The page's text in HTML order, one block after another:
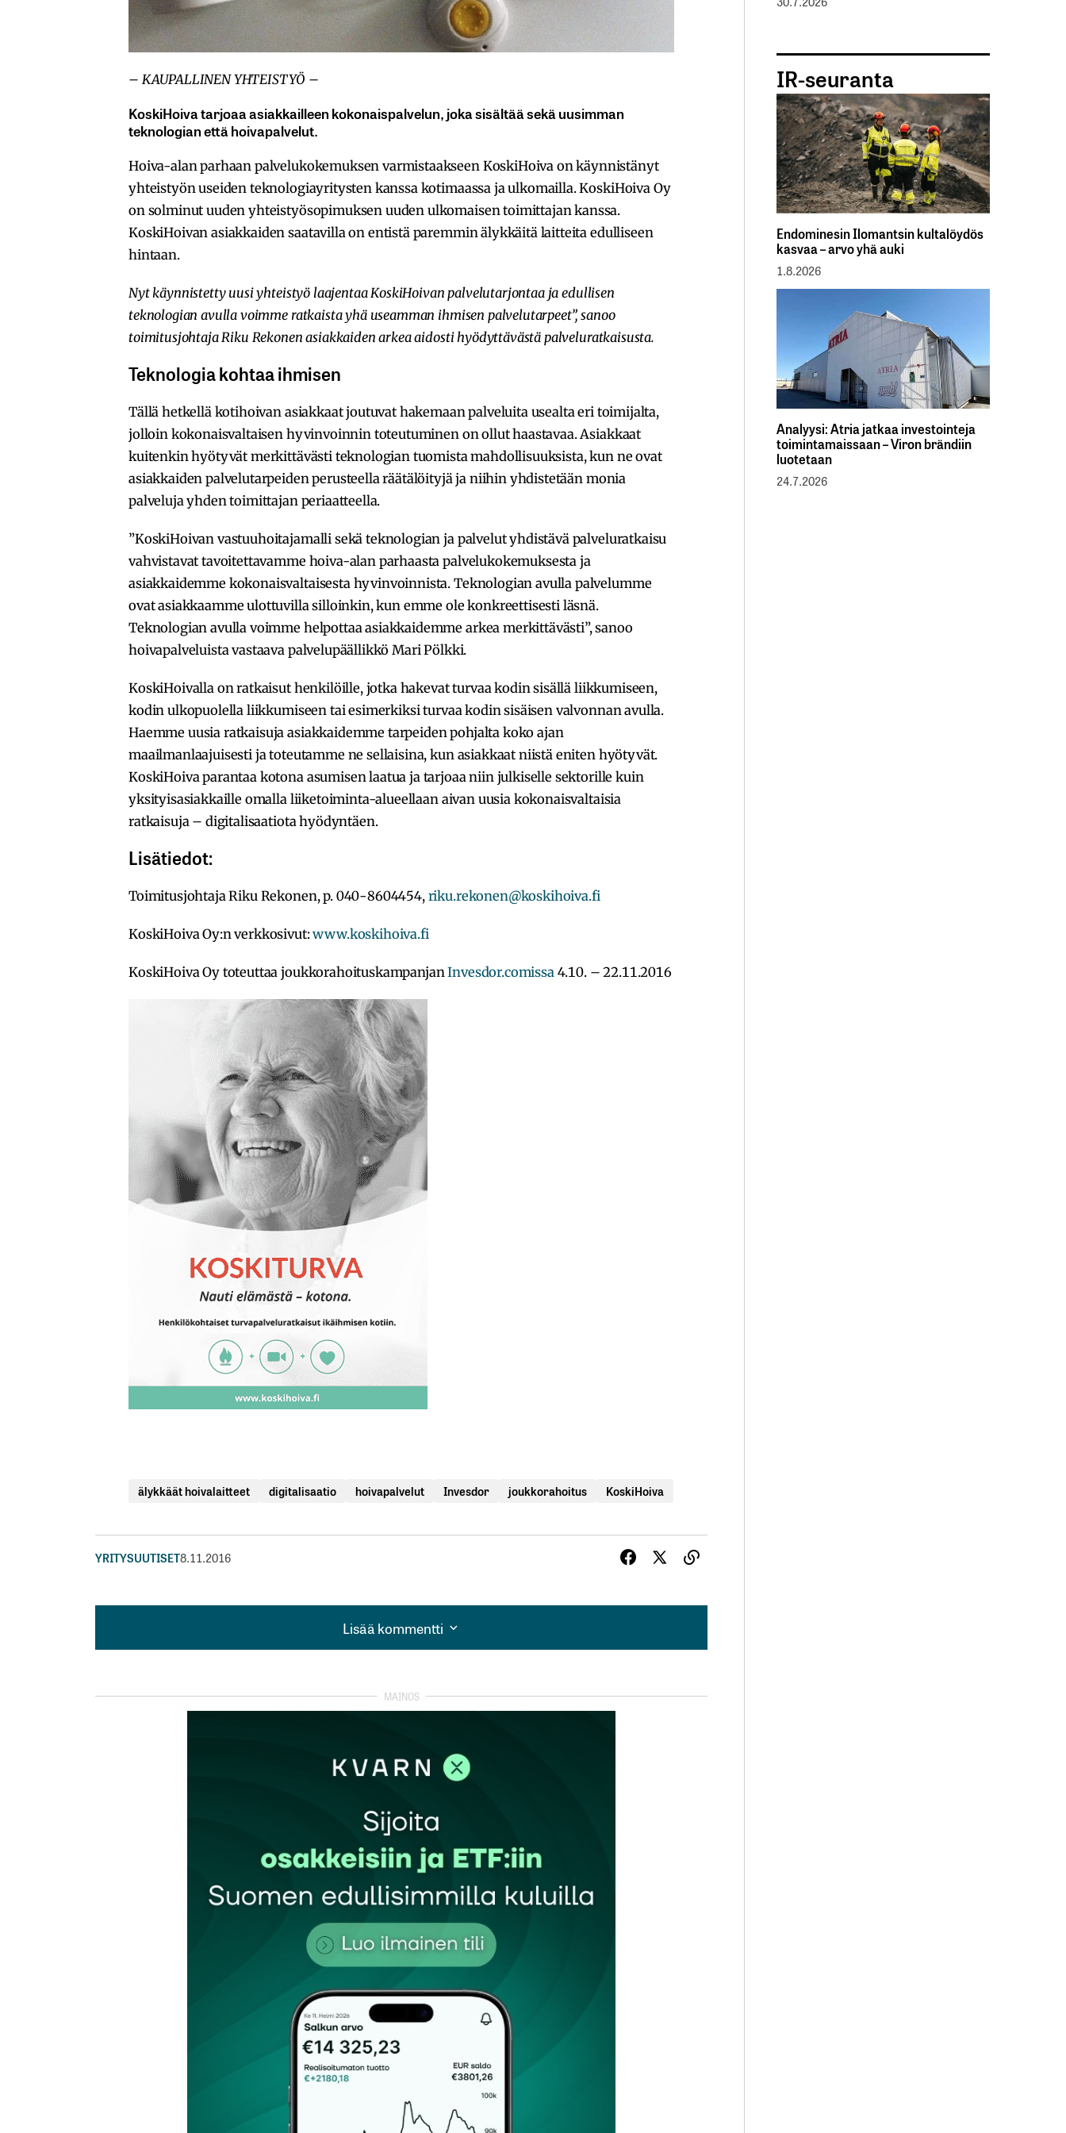
– KAUPALLINEN YHTEISTYÖ –
KoskiHoiva tarjoaa asiakkailleen kokonaispalvelun, joka sisältää sekä uusimman
teknologian että hoivapalvelut.
Hoiva-alan parhaan palvelukokemuksen varmistaakseen KoskiHoiva on käynnistänyt
yhteistyön useiden teknologiayritysten kanssa kotimaassa ja ulkomailla. KoskiHoiva Oy
on solminut uuden yhteistyösopimuksen uuden ulkomaisen toimittajan kanssa.
KoskiHoivan asiakkaiden saatavilla on entistä paremmin älykkäitä laitteita edulliseen
hintaan.
Nyt käynnistetty uusi yhteistyö laajentaa KoskiHoivan palvelutarjontaa ja edullisen
teknologian avulla voimme ratkaista yhä useamman ihmisen palvelutarpeet”, sanoo
toimitusjohtaja Riku Rekonen asiakkaiden arkea aidosti hyödyttävästä palveluratkaisusta.
Teknologia kohtaa ihmisen
Tällä hetkellä kotihoivan asiakkaat joutuvat hakemaan palveluita usealta eri toimijalta,
jolloin kokonaisvaltaisen hyvinvoinnin toteutuminen on ollut haastavaa. Asiakkaat
kuitenkin hyötyvät merkittävästi teknologian tuomista mahdollisuuksista, kun ne ovat
asiakkaiden palvelutarpeiden perusteella räätälöityjä ja niihin yhdistetään monia
palveluja yhden toimittajan periaatteella.
”KoskiHoivan vastuuhoitajamalli sekä teknologian ja palvelut yhdistävä palveluratkaisu
vahvistavat tavoitettavamme hoiva-alan parhaasta palvelukokemuksesta ja
asiakkaidemme kokonaisvaltaisesta hyvinvoinnista. Teknologian avulla palvelumme
ovat asiakkaamme ulottuvilla silloinkin, kun emme ole konkreettisesti läsnä.
Teknologian avulla voimme helpottaa asiakkaidemme arkea merkittävästi”, sanoo
hoivapalveluista vastaava palvelupäällikkö Mari Pölkki.
KoskiHoivalla on ratkaisut henkilöille, jotka hakevat turvaa kodin sisällä liikkumiseen,
kodin ulkopuolella liikkumiseen tai esimerkiksi turvaa kodin sisäisen valvonnan avulla.
Haemme uusia ratkaisuja asiakkaidemme tarpeiden pohjalta koko ajan
maailmanlaajuisesti ja toteutamme ne sellaisina, kun asiakkaat niistä eniten hyötyvät.
KoskiHoiva parantaa kotona asumisen laatua ja tarjoaa niin julkiselle sektorille kuin
yksityisasiakkaille omalla liiketoiminta-alueellaan aivan uusia kokonaisvaltaisia
ratkaisuja – digitalisaatiota hyödyntäen.
Lisätiedot:
Toimitusjohtaja Riku Rekonen, p. 040-8604454, riku.rekonen@koskihoiva.fi
KoskiHoiva Oy:n verkkosivut:www.koskihoiva.fi
KoskiHoiva Oy toteuttaa joukkorahoituskampanjanInvesdor.comissa4.10. – 22.11.2016
älykkäät hoivalaitteet digitalisaatio hoivapalvelut Invesdor joukkorahoitus KoskiHoiva
YRITYSUUTISET8.11.2016
Lisää kommentti
Lisää kommentti
Sähköpostiosoitteesi
Tilaa SalkunRakentajan uutiskirje
IR-seuranta
Endominesin Ilomantsin kultalöydös
kasvaa – arvo yhä auki
1.8.2026
Analyysi: Atria jatkaa investointeja
toimintamaissaan – Viron brändiin
luotetaan
24.7.2026